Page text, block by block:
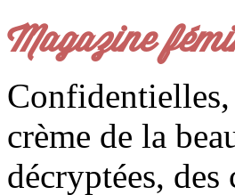
Magazine
crème de la
décryptées,